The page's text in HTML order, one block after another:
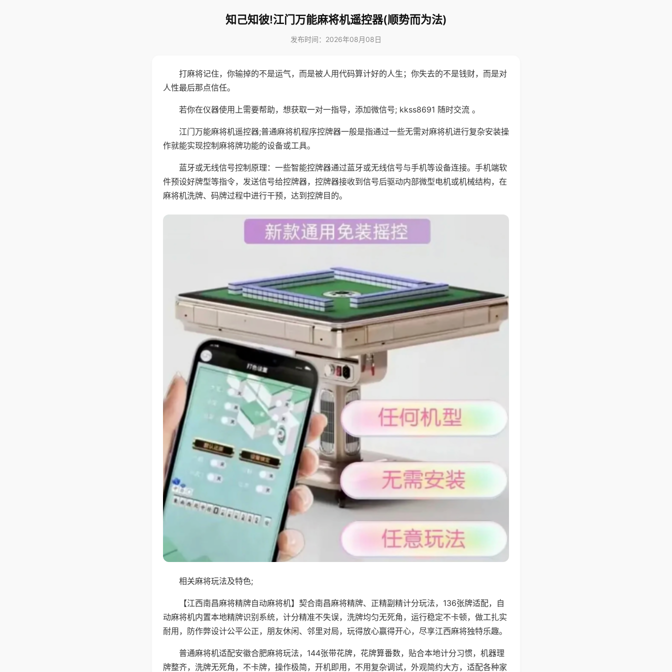
知己知彼!江门万能麻将机遥控器(顺势而为法)
发布时间：2026年08月08日
打麻将记住，你输掉的不是运气，而是被人用代码算计好的人生；你失去的不是钱财，而是对
人性最后那点信任。
若你在仪器使用上需要帮助，想获取一对一指导，添加微信号; kkss8691 随时交流 。
江门万能麻将机遥控器;普通麻将机程序控牌器一般是指通过一些无需对麻将机进行复杂安装操
作就能实现控制麻将牌功能的设备或工具。
蓝牙或无线信号控制原理：一些智能控牌器通过蓝牙或无线信号与手机等设备连接。手机端软
件预设好牌型等指令，发送信号给控牌器，控牌器接收到信号后驱动内部微型电机或机械结构，在
麻将机洗牌、码牌过程中进行干预，达到控牌目的。
相关麻将玩法及特色;
【江西南昌麻将精牌自动麻将机】契合南昌麻将精牌、正精副精计分玩法，136张牌适配，自
动麻将机内置本地精牌识别系统，计分精准不失误，洗牌均匀无死角，运行稳定不卡顿，做工扎实
耐用，防作弊设计公平公正，朋友休闲、邻里对局，玩得放心赢得开心，尽享江西麻将独特乐趣。
普通麻将机适配安徽合肥麻将玩法，144张带花牌，花牌算番数，贴合本地计分习惯，机器理
牌整齐，洗牌无死角，不卡牌，操作极简，开机即用，不用复杂调试，外观简约大方，适配各种家